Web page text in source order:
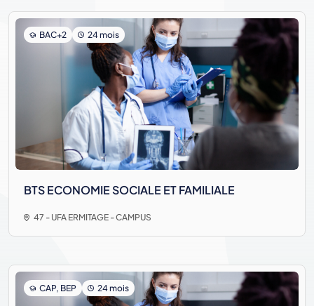
BAC+2 24 mois
BTS ECONOMIE SOCIALE ET FAMILIALE
47 - UFA ERMITAGE - CAMPUS
CAP, BEP 24 mois